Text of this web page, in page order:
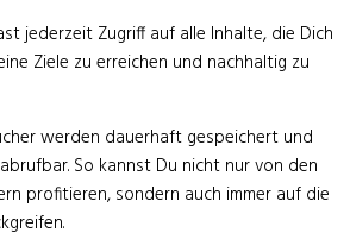
jederzeit Zugriff auf alle Inhalte, die Dich
Ziele zu erreichen und nachhaltig zu
werden dauerhaft gespeichert und
So kannst Du nicht nur von den
profitieren, sondern auch immer auf die